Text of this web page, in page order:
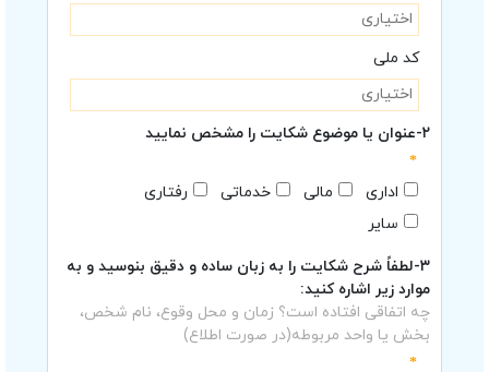
کد ملی
۲-عنوان یا موضوع شکایت را مشخص نمایید
*
اداری مالی خدماتی
رفتاری
سایر
۳-لطفاً شرح شکایت را به زبان ساده و دقیق بنوسید و به
موارد زیر اشاره کنید:
چه اتفاقی افتاده است؟ زمان و محل وقوع، نام شخص،
بخش یا واحد مربوطه(در صورت اطلاع)
*